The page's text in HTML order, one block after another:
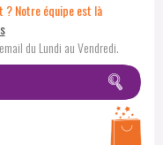
? Notre équipe est là
du Lundi au Vendredi.